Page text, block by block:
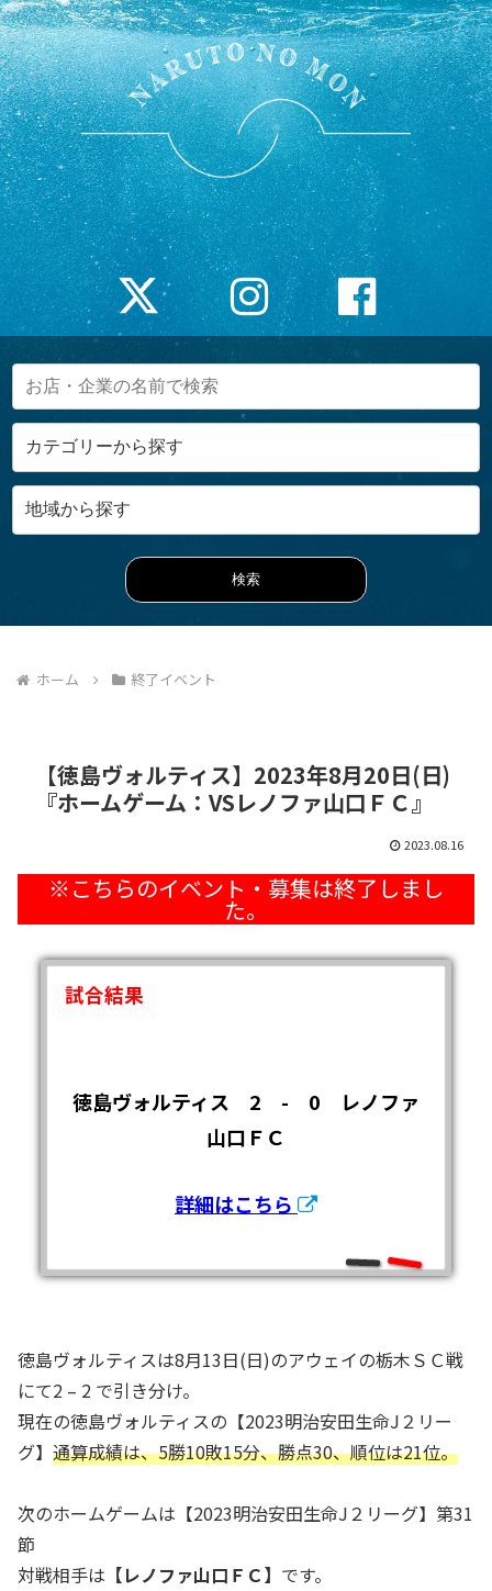
ホーム 終了イベント
【徳島ヴォルティス】2023年8月20日(日)
『ホームゲーム：VSレノファ山口ＦＣ』
2023.08.16
試合結果
徳島ヴォルティス 2 - 0 レノファ
山口ＦＣ
詳細はこちら
徳島ヴォルティスは8月13日(日)のアウェイの栃木ＳＣ戦
にて2 – 2 で引き分け。
現在の徳島ヴォルティスの【2023明治安田生命J２リー
グ】 通算成績は、5勝10敗15分、勝点30、順位は21位。
次のホームゲームは【2023明治安田生命J２リーグ】第31
節
対戦相手は 【レノファ山口ＦＣ】 です。